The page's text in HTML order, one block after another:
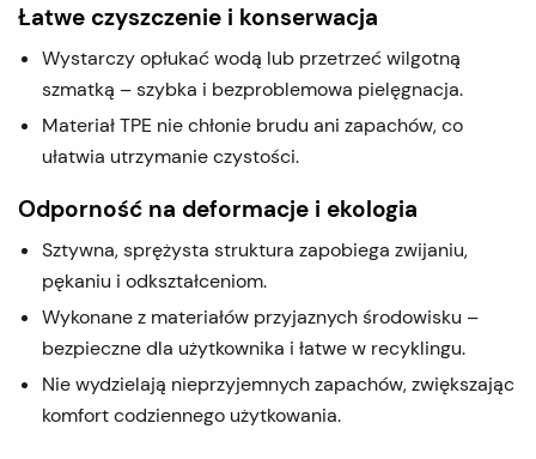
Łatwe czyszczenie i konserwacja
Wystarczy opłukać wodą lub przetrzeć wilgotną
szmatką – szybka i bezproblemowa pielęgnacja.
Materiał TPE nie chłonie brudu ani zapachów, co
ułatwia utrzymanie czystości.
Odporność na deformacje i ekologia
Sztywna, sprężysta struktura zapobiega zwijaniu,
pękaniu i odkształceniom.
Wykonane z materiałów przyjaznych środowisku –
bezpieczne dla użytkownika i łatwe w recyklingu.
Nie wydzielają nieprzyjemnych zapachów, zwiększając
komfort codziennego użytkowania.